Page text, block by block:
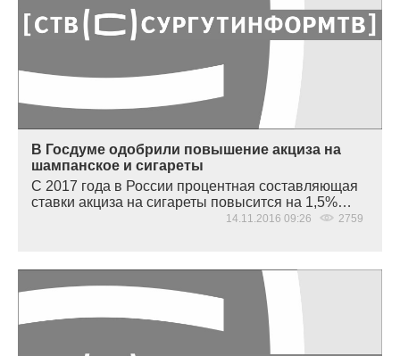
В Госдуме одобрили повышение акциза на
шампанское и сигареты
С 2017 года в России процентная составляющая
ставки акциза на сигареты повысится на 1,5%…
14.11.2016 09:26 2759